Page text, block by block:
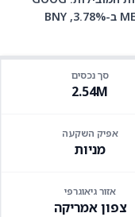
ב-4.71%, OKE ב-4.66%, BDX ב-4.55%, META ב-3.78%, BNY
סך נכסים
2.54M
אפיק השקעה
מניות
אזור גיאוגרפי
צפון אמריקה